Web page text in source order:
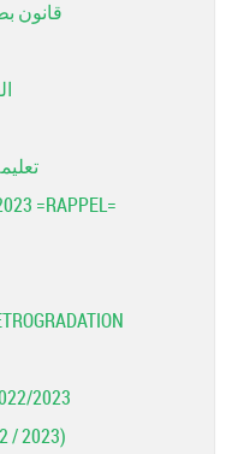
قانون
=RAPPEL=
2023
/ 2023)